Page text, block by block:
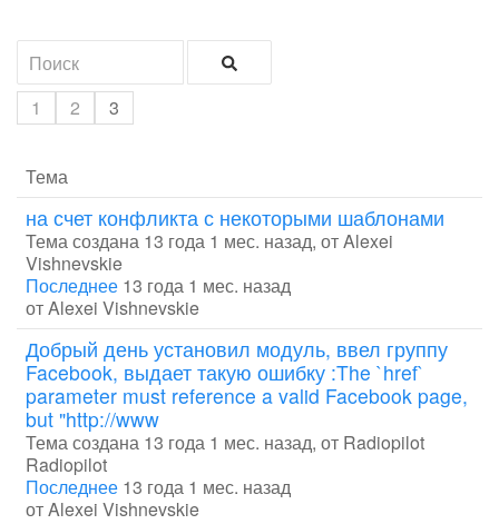
1 2 3
Тема
на счет конфликта с некоторыми шаблонами
Тема создана 13 года 1 мес. назад, отAlexei
Vishnevskie
Последнее 13 года 1 мес. назад
отAlexei Vishnevskie
Добрый день установил модуль, ввел группу
Facebook, выдает такую ошибку :The `href`
parameter must reference a valid Facebook page,
but "http://www
Тема создана 13 года 1 мес. назад, от Radiopilot
Radiopilot
Последнее 13 года 1 мес. назад
отAlexei Vishnevskie